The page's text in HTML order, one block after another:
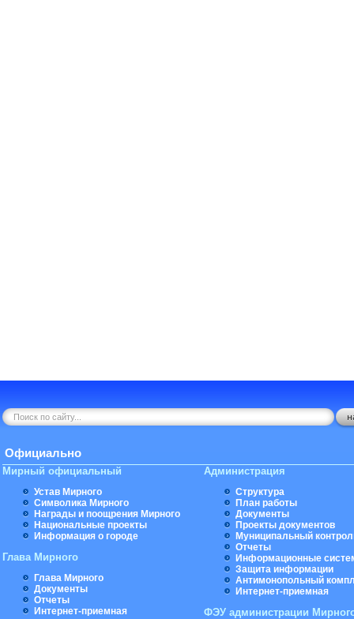
Официально
Мирный официальный
Устав Мирного
Символика Мирного
Награды и поощрения Мирного
Национальные проекты
Информация о городе
Глава Мирного
Глава Мирного
Документы
Отчеты
Интернет-приемная
Администрация
Структура
План работы
Документы
Проекты документов
Муниципальный
Отчеты
Информационные
Защита информации
Антимонопольный
Интернет-приемная
ФЭУ администрации